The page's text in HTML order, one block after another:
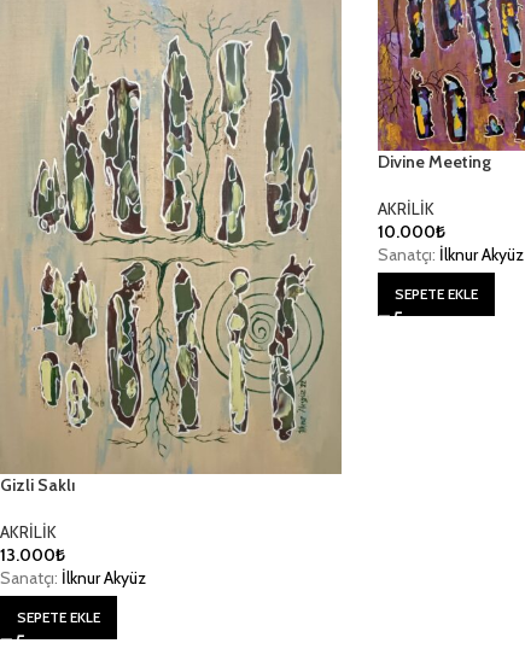
Gizli Saklı
AKRİLİK
13.000₺
Sanatçı: İlknur Akyüz
SEPETE EKLE
Divine Meeting
AKRİLİK
10.000₺
Sanatçı: İlknur Akyüz
SEPETE EKLE